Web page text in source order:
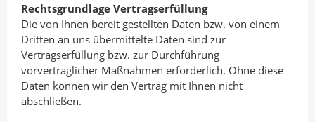
Rechtsgrundlage Vertragserfüllung
Die von Ihnen bereit gestellten Daten bzw. von einem
Dritten an uns übermittelte Daten sind zur
Vertragserfüllung bzw. zur Durchführung
vorvertraglicher Maßnahmen erforderlich. Ohne diese
Daten können wir den Vertrag mit Ihnen nicht
abschließen.